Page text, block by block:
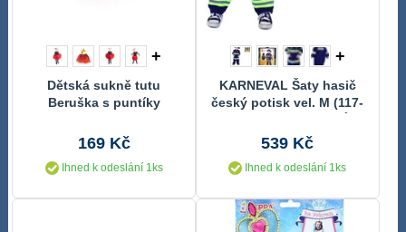
+
Dětská sukně tutu
Beruška s puntíky
169 Kč
Ihned k odeslání 1ks
+
KARNEVAL Šaty hasič
český potisk vel. M (117-
539 Kč
Ihned k odeslání 1ks